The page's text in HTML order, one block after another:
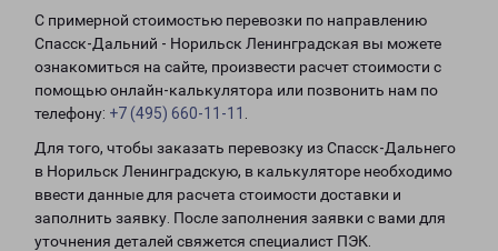
С примерной стоимостью перевозки по направлению
Спасск-Дальний - Норильск Ленинградская вы можете
ознакомиться на сайте, произвести расчет стоимости с
помощью онлайн-калькулятора или позвонить нам по
телефону: +7 (495) 660-11-11
Для того, чтобы заказать перевозку из Спасск-Дальнего
в Норильск Ленинградскую, в калькуляторе необходимо
ввести данные для расчета стоимости доставки и
заполнить заявку. После заполнения заявки с вами для
уточнения деталей свяжется специалист ПЭК.